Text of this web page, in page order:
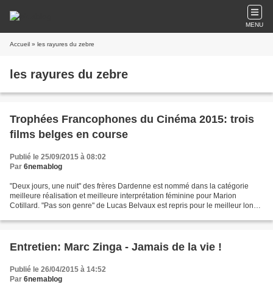
MENU
Accueil » les rayures du zebre
les rayures du zebre
Trophées Francophones du Cinéma 2015: trois
films belges en course
Publié le 25/09/2015 à 08:02
Par 6nemablog
"Deux jours, une nuit" des frères Dardenne est nommé dans la catégorie
meilleure réalisation et meilleure interprétation féminine pour Marion
Cotillard. "Pas son genre" de Lucas Belvaux est repris pour le meilleur long
Entretien: Marc Zinga - Jamais de la vie !
Publié le 26/04/2015 à 14:52
Par 6nemablog